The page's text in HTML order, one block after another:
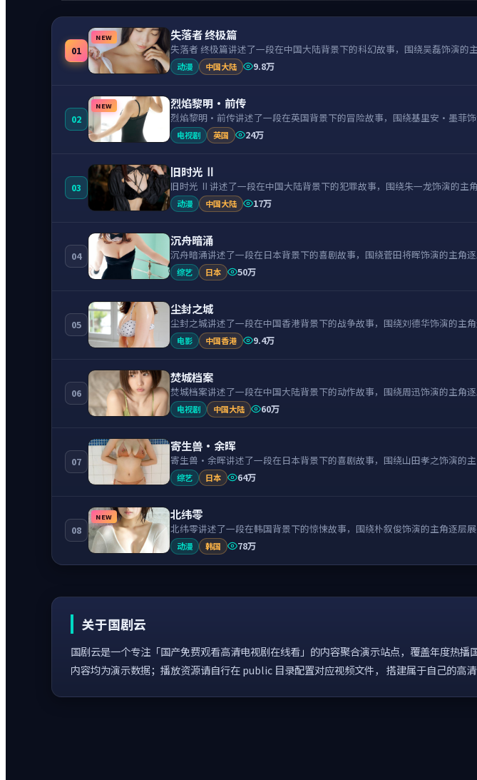
01
NEW 失落者 终极篇
失落者 终极篇讲述了一段在中国大陆背景下的科幻故事，围绕吴磊饰演的
动漫 中国大陆 9.8万
02
NEW 烈焰黎明·前传
烈焰黎明·前传讲述了一段在英国背景下的冒险故事，围绕基里安·墨菲
电视剧 英国 24万
03
旧时光 Ⅱ
旧时光 Ⅱ讲述了一段在中国大陆背景下的犯罪故事，围绕朱一龙饰演的主
动漫 中国大陆 17万
04
沉舟暗涌
沉舟暗涌讲述了一段在日本背景下的喜剧故事，围绕菅田将晖饰演的主角
综艺 日本 50万
05
尘封之城
尘封之城讲述了一段在中国香港背景下的战争故事，围绕刘德华饰演的主
电影 中国香港 9.4万
06
焚城档案
焚城档案讲述了一段在中国大陆背景下的动作故事，围绕周迅饰演的主角
电视剧 中国大陆 60万
07
寄生兽·余晖
寄生兽·余晖讲述了一段在日本背景下的喜剧故事，围绕山田孝之饰演的
综艺 日本 64万
08
NEW 北纬零
北纬零讲述了一段在韩国背景下的惊悚故事，围绕朴叙俊饰演的主角逐层
动漫 韩国 78万
关于国剧云
国剧云是一个专注「国产免费观看高清电视剧在线看」的内容聚合演示站点，覆盖年度热
内容均为演示数据；播放资源请自行在 public 目录配置对应视频文件， 搭建属于自己的高清